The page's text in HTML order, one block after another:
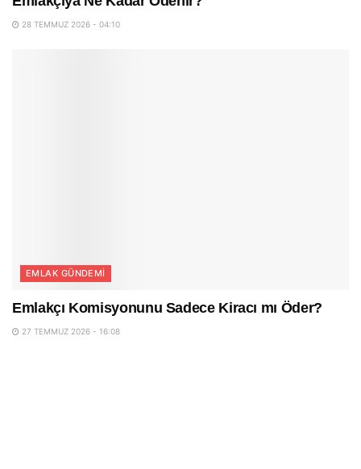
28 TEMMUZ 2026 - 04:10
EMLAK GÜNDEMI
Emlakçı Komisyonunu Sadece Kiracı mı Öder?
27 TEMMUZ 2026 - 16:08